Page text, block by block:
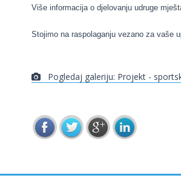
Više informacija o djelovanju udruge
Stojimo na raspolaganju vezano za vaše
Pogledaj galeriju: Projekt -